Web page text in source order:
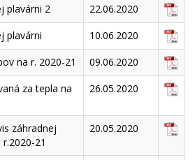
plavárni 2
22.06.2020
plavárni
10.06.2020
na r. 2020-21
09.06.2020
za tepla na
26.05.2020
záhradnej
21
20.05.2020